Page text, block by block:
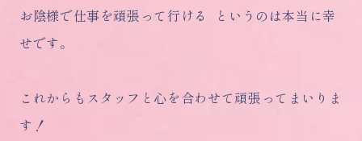
お陰様で仕事を頑張って行ける というのは本当に幸
せです。
これからもスタッフと心を合わせて頑張ってまいりま
す！